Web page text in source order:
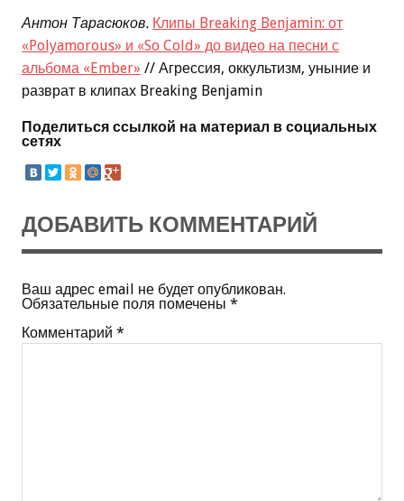
Антон Тарасюков. Клипы Breaking Benjamin: от
«Polyamorous» и «So Cold» до видео на песни с
альбома «Ember» // Агрессия, оккультизм, уныние и
разврат в клипах Breaking Benjamin
Поделиться ссылкой на материал в социальных
сетях
ДОБАВИТЬ КОММЕНТАРИЙ
Ваш адрес email не будет опубликован.
Обязательные поля помечены *
Комментарий *